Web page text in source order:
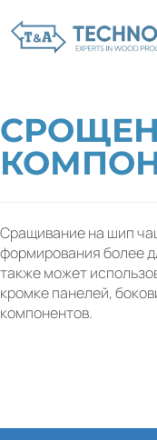
Сращивание на шип
формирования более
также может
кромке панелей,
компонентов.